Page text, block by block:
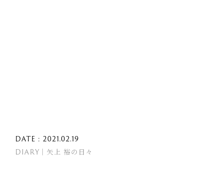
DATE : 2021.02.19
DIARY｜矢上 裕の日々